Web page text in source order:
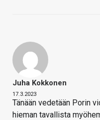
Juha Kokkonen
17.3.2023
Tänään vedetään Porin
hieman tavallista